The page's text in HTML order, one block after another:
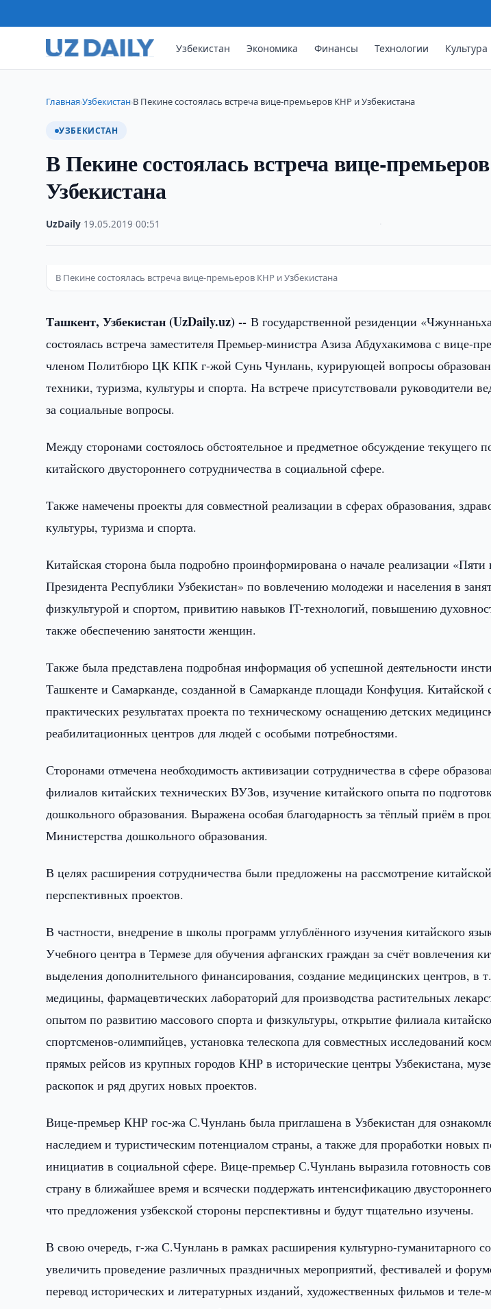
Узбекистан Экономика Финансы Технологии Культура
Главная›Узбекистан›В Пекине состоялась встреча вице-премьеров КНР и Узбекистана
УЗБЕКИСТАН
В Пекине состоялась встреча вице-
Узбекистана
UzDaily 19.05.2019 ·00:51
В Пекине состоялась встреча вице-премьеров КНР и Узбекистана
Ташкент, Узбекистан (UzDaily.uz) --В государственной резиденции
состоялась встреча заместителя Премьер-министра Азиза Абдухакимова с вице-
членом Политбюро ЦК КПК г-жой Сунь Чунлань, курирующей вопросы
техники, туризма, культуры и спорта. На встрече присутствовали руководители
за социальные вопросы.
Между сторонами состоялось обстоятельное и предметное обсуждение текущего
китайского двустороннего сотрудничества в социальной сфере.
Также намечены проекты для совместной реализации в сферах образования,
культуры, туризма и спорта.
Китайская сторона была подробно проинформирована о начале реализации
Президента Республики Узбекистан» по вовлечению молодежи и населения в
физкультурой и спортом, привитию навыков IT-технологий, повышению
также обеспечению занятости женщин.
Также была представлена подробная информация об успешной деятельности
Ташкенте и Самарканде, созданной в Самарканде площади Конфуция. Китайской
практических результатах проекта по техническому оснащению детских
реабилитационных центров для людей с особыми потребностями.
Сторонами отмечена необходимость активизации сотрудничества в сфере
филиалов китайских технических ВУЗов, изучение китайского опыта по
дошкольного образования. Выражена особая благодарность за тёплый приём в
Министерства дошкольного образования.
В целях расширения сотрудничества были предложены на рассмотрение
перспективных проектов.
В частности, внедрение в школы программ углублённого изучения китайского
Учебного центра в Термезе для обучения афганских граждан за счёт вовлечения
выделения дополнительного финансирования, создание медицинских центров, в
медицины, фармацевтических лабораторий для производства растительных
опытом по развитию массового спорта и физкультуры, открытие филиала
спортсменов-олимпийцев, установка телескопа для совместных исследований
прямых рейсов из крупных городов КНР в исторические центры Узбекистана,
раскопок и ряд других новых проектов.
Вице-премьер КНР гос-жа С.Чунлань была приглашена в Узбекистан для
наследием и туристическим потенциалом страны, а также для проработки новых
инициатив в социальной сфере. Вице-премьер С.Чунлань выразила готовность
страну в ближайшее время и всячески поддержать интенсификацию
что предложения узбекской стороны перспективны и будут тщательно изучены.
В свою очередь, г-жа С.Чунлань в рамках расширения культурно-гуманитарного
увеличить проведение различных праздничных мероприятий, фестивалей и
перевод исторических и литературных изданий, художественных фильмов и теле-